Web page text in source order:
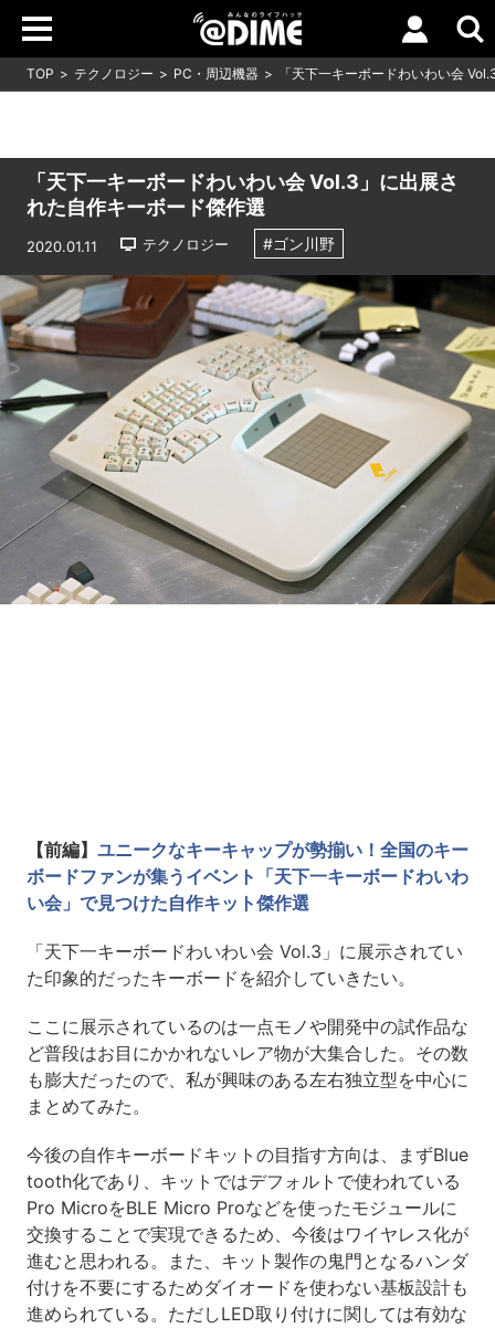
TOP テクノロジー PC・周辺機器 「天下一キーボードわいわい会
「天下一キーボードわいわい会 Vol.3」に出展さ
れた自作キーボード傑作選
2020.01.11 テクノロジー #ゴン川野
【前編】 ユニークなキーキャップが勢揃い！全国のキー
ボードファンが集うイベント「天下一キーボードわいわ
い会」で見つけた自作キット傑作選
「天下一キーボードわいわい会 Vol.3」に展示されてい
た印象的だったキーボードを紹介していきたい。
ここに展示されているのは一点モノや開発中の試作品な
ど普段はお目にかかれないレア物が大集合した。その数
も膨大だったので、私が興味のある左右独立型を中心に
まとめてみた。
今後の自作キーボードキットの目指す方向は、まずBlue
tooth化であり、キットではデフォルトで使われている
Pro MicroをBLE Micro Proなどを使ったモジュールに
交換することで実現できるため、今後はワイヤレス化が
進むと思われる。また、キット製作の鬼門となるハンダ
付けを不要にするためダイオードを使わない基板設計も
進められている。ただしLED取り付けに関しては有効な